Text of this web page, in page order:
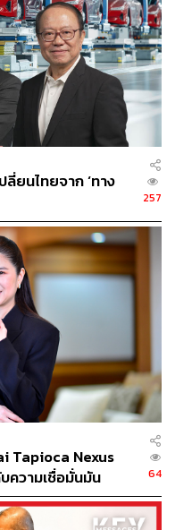
มาตรา 7 ไปบรรเทา
งความมั่นใจและลด
เมื่อมีการประกาศปรับ
งด้วยการต่อคิวเติม
มาใช้รายงานข้อมูล
งกลั่นจนถึงสถานีบริการ
รุ่งนี้ เพื่อความโปร่งใส
กันต่อไปว่า เทคโนโลยี
วยแก้ปัญหาพฤติกรรม
กได้อย่างเป็นรูปธรรม
ช่วงวิกฤต
หาไม่ได้อยู่ที่ ‘ของ
บัติไพบูลย์ โฆษก
พลังงาน (กกพ.)
าซธรรมชาติเหลว พุ่ง
ยนไทยจาก ‘ทาง
257
Tapioca Nexus
ความเชื่อมั่นมัน
64